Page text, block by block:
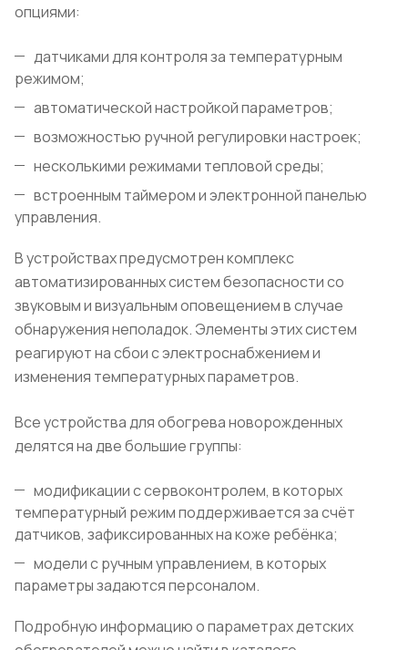
опциями:
датчиками для контроля за температурным
режимом;
автоматической настройкой параметров;
возможностью ручной регулировки настроек;
несколькими режимами тепловой среды;
встроенным таймером и электронной панелью
управления.
В устройствах предусмотрен комплекс
автоматизированных систем безопасности со
звуковым и визуальным оповещением в случае
обнаружения неполадок. Элементы этих систем
реагируют на сбои с электроснабжением и
изменения температурных параметров.
Все устройства для обогрева новорожденных
делятся на две большие группы:
модификации с сервоконтролем, в которых
температурный режим поддерживается за счёт
датчиков, зафиксированных на коже ребёнка;
модели с ручным управлением, в которых
параметры задаются персоналом.
Подробную информацию о параметрах детских